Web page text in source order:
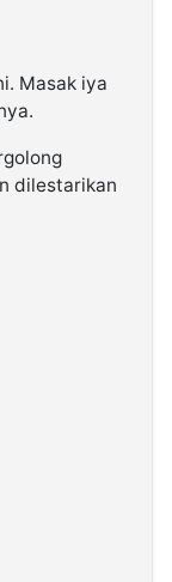
Masak iya
dilestarikan